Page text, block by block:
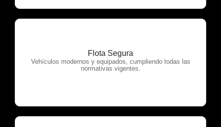
Flota Segura
Vehículos modernos y equipados, cumpliendo todas las
normativas vigentes.
OTP Servicios